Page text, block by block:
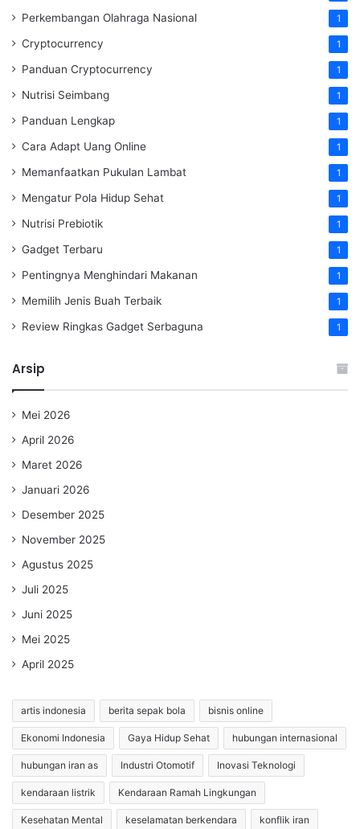
Perkembangan Olahraga Nasional 1
Cryptocurrency 1
Panduan Cryptocurrency 1
Nutrisi Seimbang 1
Panduan Lengkap 1
Cara Adapt Uang Online 1
Memanfaatkan Pukulan Lambat 1
Mengatur Pola Hidup Sehat 1
Nutrisi Prebiotik 1
Gadget Terbaru 1
Pentingnya Menghindari Makanan 1
Memilih Jenis Buah Terbaik 1
Review Ringkas Gadget Serbaguna 1
Arsip
Mei 2026
April 2026
Maret 2026
Januari 2026
Desember 2025
November 2025
Agustus 2025
Juli 2025
Juni 2025
Mei 2025
April 2025
artis indonesia berita sepak bola bisnis online
Ekonomi Indonesia Gaya Hidup Sehat hubungan internasional
hubungan iran as Industri Otomotif Inovasi Teknologi
kendaraan listrik Kendaraan Ramah Lingkungan
Kesehatan Mental keselamatan berkendara konflik iran